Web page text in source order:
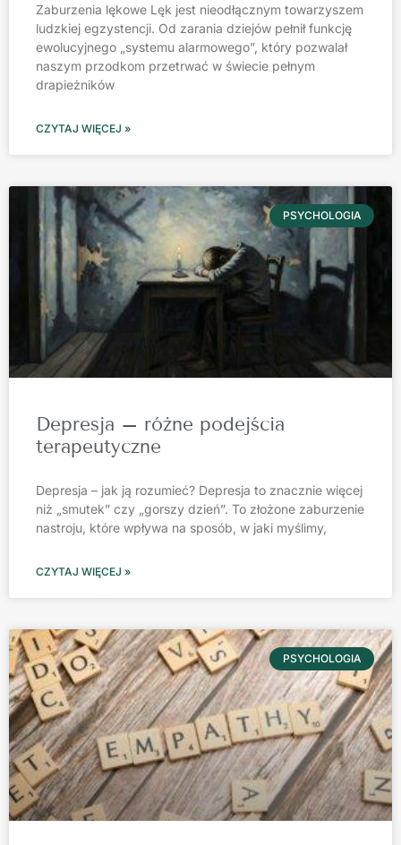
Zaburzenia lękowe Lęk jest nieodłącznym towarzyszem
ludzkiej egzystencji. Od zarania dziejów pełnił funkcję
ewolucyjnego „systemu alarmowego”, który pozwalał
naszym przodkom przetrwać w świecie pełnym
drapieżników
CZYTAJ WIĘCEJ »
PSYCHOLOGIA
Depresja – różne podejścia
terapeutyczne
Depresja – jak ją rozumieć? Depresja to znacznie więcej
niż „smutek” czy „gorszy dzień”. To złożone zaburzenie
nastroju, które wpływa na sposób, w jaki myślimy,
CZYTAJ WIĘCEJ »
PSYCHOLOGIA